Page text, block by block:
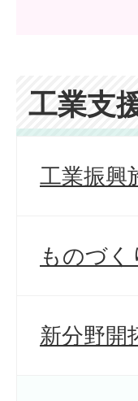
工業支
工業振興
ものづく
新分野開